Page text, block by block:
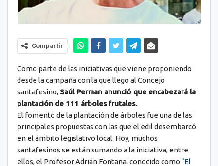
Compartir
Como parte de las iniciativas que viene proponiendo
desde la campaña con la que llegó al Concejo
santafesino, Saúl Perman anunció que encabezará la
plantación de 111 árboles frutales.
El fomento de la plantación de árboles fue una de las
principales propuestas con las que el edil desembarcó
en el ámbito legislativo local. Hoy, muchos
santafesinos se están sumando a la iniciativa, entre
ellos, el Profesor Adrián Fontana, conocido como “El